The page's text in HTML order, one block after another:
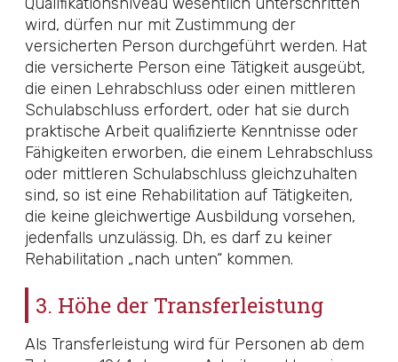
Qualifikationsniveau wesentlich unterschritten
wird, dürfen nur mit Zustimmung der
versicherten Person durchgeführt werden. Hat
die versicherte Person eine Tätigkeit ausgeübt,
die einen Lehrabschluss oder einen mittleren
Schulabschluss erfordert, oder hat sie durch
praktische Arbeit qualifizierte Kenntnisse oder
Fähigkeiten erworben, die einem Lehrabschluss
oder mittleren Schulabschluss gleichzuhalten
sind, so ist eine Rehabilitation auf Tätigkeiten,
die keine gleichwertige Ausbildung vorsehen,
jedenfalls unzulässig. Dh, es darf zu keiner
Rehabilitation „nach unten“ kommen.
3. Höhe der Transferleistung
Als Transferleistung wird für Personen ab dem